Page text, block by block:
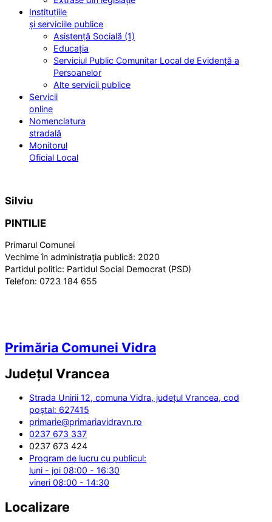
Instituțiile
și serviciile publice
Asistență Socială (1)
Educația
Serviciul Public Comunitar Local de Evidență a
Persoanelor
Alte servicii publice
Servicii
online
Nomenclatura
stradală
Monitorul
Oficial Local
Silviu
PINTILIE
Primarul Comunei
Vechime în administrația publică: 2020
Partidul politic: Partidul Social Democrat (PSD)
Telefon: 0723 184 655
Primăria Comunei Vidra
Județul Vrancea
Strada Unirii 12, comuna Vidra, județul Vrancea, cod
poștal: 627415
primarie@primariavidravn.ro
0237 673 337
0237 673 424
Program de lucru cu publicul:
luni - joi 08:00 - 16:30
vineri 08:00 - 14:30
Localizare